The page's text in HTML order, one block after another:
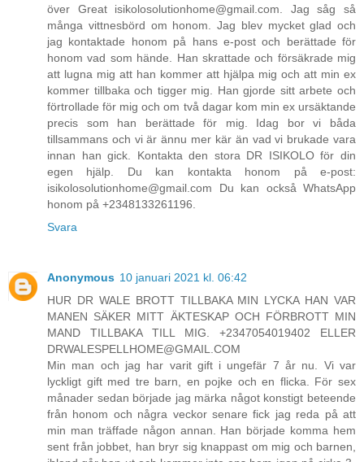
över Great isikolosolutionhome@gmail.com. Jag såg så
många vittnesbörd om honom. Jag blev mycket glad och
jag kontaktade honom på hans e-post och berättade för
honom vad som hände. Han skrattade och försäkrade mig
att lugna mig att han kommer att hjälpa mig och att min ex
kommer tillbaka och tigger mig. Han gjorde sitt arbete och
förtrollade för mig och om två dagar kom min ex ursäktande
precis som han berättade för mig. Idag bor vi båda
tillsammans och vi är ännu mer kär än vad vi brukade vara
innan han gick. Kontakta den stora DR ISIKOLO för din
egen hjälp. Du kan kontakta honom på e-post:
isikolosolutionhome@gmail.com Du kan också WhatsApp
honom på +2348133261196.
Svara
Anonymous 10 januari 2021 kl. 06:42
HUR DR WALE BROTT TILLBAKA MIN LYCKA HAN VAR
MANEN SÄKER MITT ÄKTESKAP OCH FÖRBROTT MIN
MAND TILLBAKA TILL MIG. +2347054019402 ELLER
DRWALESPELLHOME@GMAIL.COM
Min man och jag har varit gift i ungefär 7 år nu. Vi var
lyckligt gift med tre barn, en pojke och en flicka. För sex
månader sedan började jag märka något konstigt beteende
från honom och några veckor senare fick jag reda på att
min man träffade någon annan. Han började komma hem
sent från jobbet, han bryr sig knappast om mig och barnen,